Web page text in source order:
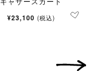
¥23,100 (税込)
次の画像